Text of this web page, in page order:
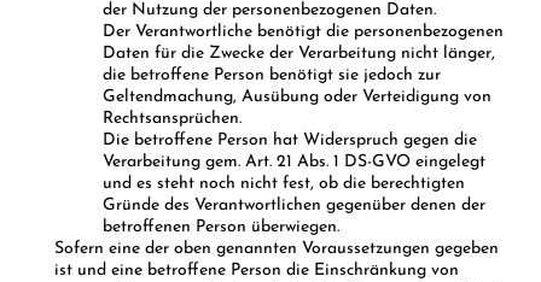
der Nutzung der personenbezogenen Daten.
Der Verantwortliche benötigt die personenbezogenen
Daten für die Zwecke der Verarbeitung nicht länger,
die betroffene Person benötigt sie jedoch zur
Geltendmachung, Ausübung oder Verteidigung von
Rechtsansprüchen.
Die betroffene Person hat Widerspruch gegen die
Verarbeitung gem. Art. 21 Abs. 1 DS-GVO eingelegt
und es steht noch nicht fest, ob die berechtigten
Gründe des Verantwortlichen gegenüber denen der
betroffenen Person überwiegen.
Sofern eine der oben genannten Voraussetzungen gegeben
ist und eine betroffene Person die Einschränkung von